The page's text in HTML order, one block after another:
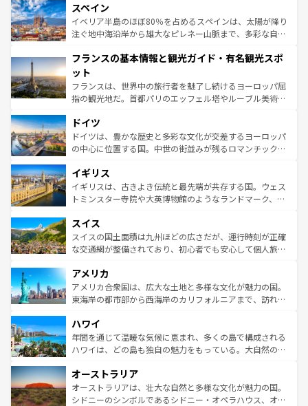
ろん、トスカーナの美しい田園風景やアマルフィ海岸の絶
景など、自然景観も見逃せない。観光の合間には、本場の
ピザやパスタなど、絶品のイタリア料理を堪能することも
ませてくれるイタリアで、忘れられない旅をしてみよう！
なお、新着のイタリア情報は
しい。
スペイン
イベリア半島のほぼ80％を占めるスペインは、太陽が降り
注ぐ地中海沿岸から雄大なピレネー山脈まで、多彩な自然
文化が根付くこの国では、情熱的なフラメンコ、熱気あふ
れる闘牛、そして美味しいタパスが生活の一部となってい
る。首都マドリードの洗練された雰囲気や、バルセロナの
アートに溢れた街角から、地方では古代ローマ遺跡や中世
せる。地方によって風土や気候が異なるスペインはその個
性で訪れる人を魅了する。 なお、新着のスペイン情報は コ
ンテンツ一覧を参照してほしい。
フランスの基本情報と観光ガイド・有名観光スポ
ット
フランスは、世界中の旅行者を魅了し続けるヨーロッパ屈
指の観光地だ。首都パリのエッフェル塔やルーブル美術館
で、幅広い魅力が詰まっている。華麗な宮殿、歴史的な大
聖堂、美しいビーチ、そして豊かな自然が、訪れる者を心
から魅了する。また、フランスは美食の国としても知ら
いる。シャンパンの発祥地であるランス、プロヴァンスの
香り高いラベンダー畑など、多彩な楽しみ方が可能だ。さ
らに、パリ以外の地域にも魅力が溢れており、どの街角に
れる地方に足を運ぶとそれぞれで全く異なる文化を体験で
きるだろう。 なお、新着のフランス情報はコンテンツ一覧
を参照してほしい。
ドイツ
ドイツは、豊かな歴史と多彩な文化が交差するヨーロッパ
の中心に位置する国。中世の街並みが残るロマンチック街
顔を持つこの国は、どこを歩いても飽きることがない。ベ
ルリンの文化的活気、バイエルン州のアルプスの絶景、そ
してライン川沿いのワイン畑といった風景は必見。ビール
は、お酒好きな人にはぜひ体験してほしい。 なお、新着の
ドイツ情報はコンテンツ一覧を参照してほしい。
イギリス
イギリスは、古きよき伝統と最先端が共存する国。ウェス
トミンスター寺院や大英博物館のようなランドマーク、歴
リアごとに異なる魅力がある。また、優雅なアフタヌーン
ティー、ビール好きにはたまらない英国パブ、サッカー観
戦など、本場だからこそできる体験も豊富。イギリスを旅
ンツ一覧を参照してほしい。
スイス
スイスの国土面積は九州ほどの広さだが、運行時刻が正確
な交通網が整備されており、初心者でも安心して個人旅行
の建物がそのまま残る町や、スイスならではのユニークな
博物館もあり、アルプス観光だけでなく町歩きも満喫する
ことができる。国民の所得が高いため物価も高いが、旅行
ば市内交通費無料で観光を楽しむこともできる。 なお、新
着のスイス情報はコンテンツ一覧 を参照してほしい。
アメリカ
アメリカ合衆国は、広大な土地と多様な文化が魅力の国。
東海岸の都市部から西海岸のカリフォルニアまで、訪れる
のような巨大都市は、観光、ショッピング、エンターテイ
ンメントが詰まった刺激的なスポットだ。一方、アメリカ
西部には大自然が広がり、グランドキャニオンやイエロー
部のニューオーリンズでは、音楽と美食が融合した独特の
文化が魅力。旅行者はアメリカの各地域で異なる魅力を楽
しみながら、その多様性と豊かな歴史を感じることができ
ハワイ
年間を通じて温暖な気候に恵まれ、多くの島で構成される
ハワイは、どの島も独自の魅力をもっている。大自然の神
ワイ島は見逃せない。また、定番の観光地といえばオアフ
島だが、静かな自然を求めるならマウイ島やカウアイ島が
おすすめ。エメラルドグリーンに輝く海をはじめ、豊かな
オーストラリア
オーストラリアは、壮大な自然と多様な文化が魅力の国。
シドニーのシンボルであるシドニー・オペラハウス、オー